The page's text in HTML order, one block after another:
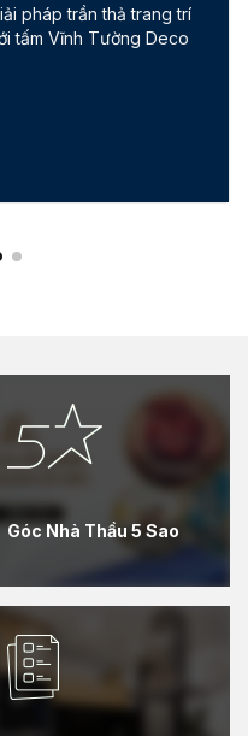
pháp trần thả trang trí
tấm Vĩnh Tường Deco
Góc Nhà Thầu 5 Sao